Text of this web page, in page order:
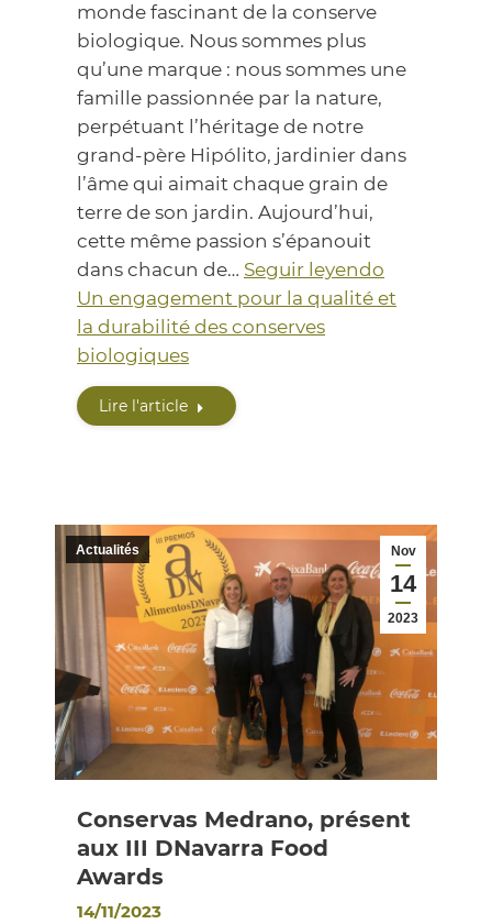
monde fascinant de la conserve
biologique. Nous sommes plus
qu’une marque : nous sommes une
famille passionnée par la nature,
perpétuant l’héritage de notre
grand-père Hipólito, jardinier dans
l’âme qui aimait chaque grain de
terre de son jardin. Aujourd’hui,
cette même passion s’épanouit
dans chacun de… Seguir leyendo
Un engagement pour la qualité et
la durabilité des conserves
biologiques
Lire l'article
Nov
14
2023
Actualités
Conservas Medrano, présent
aux III DNavarra Food
Awards
14/11/2023